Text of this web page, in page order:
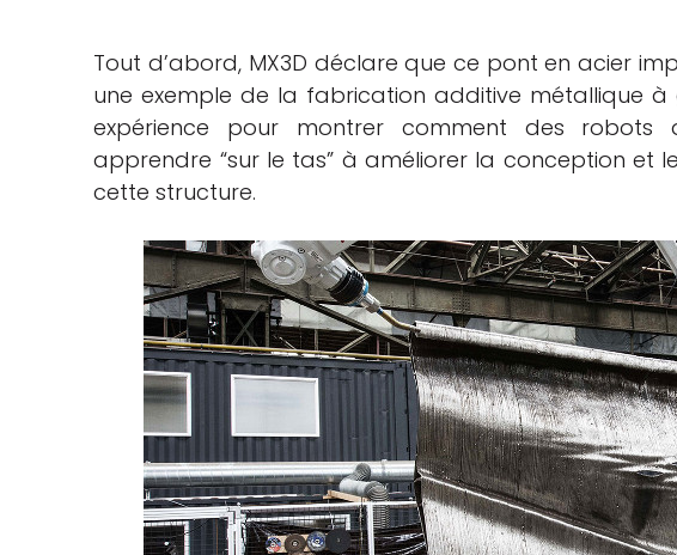
Tout d’abord, MX3D déclare que ce pont en acier
une exemple de la fabrication additive métallique à
expérience pour montrer comment des robots
apprendre “sur le tas” à améliorer la conception et
cette structure.